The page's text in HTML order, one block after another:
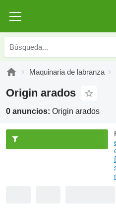
Maquinaria de labranza
Origin arados
0 anuncios: Origin arados